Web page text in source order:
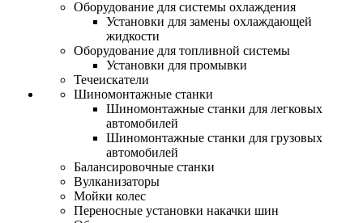
Оборудование для системы охлаждения
Установки для замены охлаждающей
жидкости
Оборудование для топливной системы
Установки для промывки
Течеискатели
Шиномонтажные станки
Шиномонтажные станки для легковых
автомобилей
Шиномонтажные станки для грузовых
автомобилей
Балансировочные станки
Вулканизаторы
Мойки колес
Переносные установки накачки шин